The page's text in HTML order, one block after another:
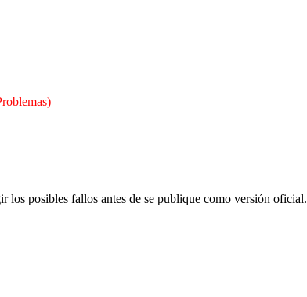
los posibles fallos antes de se publique como versión oficial.